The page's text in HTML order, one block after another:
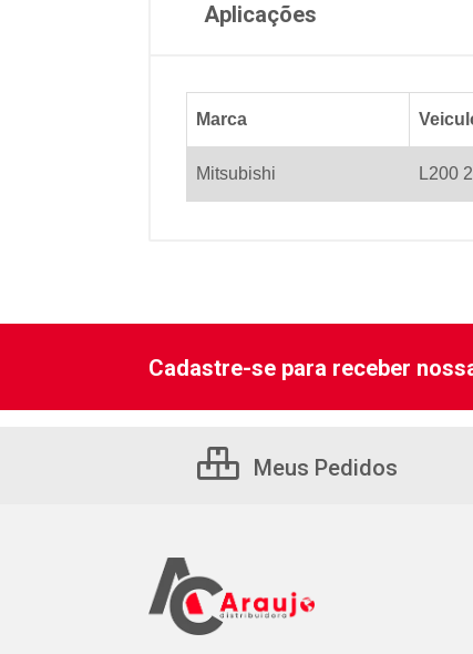
Aplicações
Marca
Mitsubishi L200
Cadastre-se para receber
Meus Pedidos